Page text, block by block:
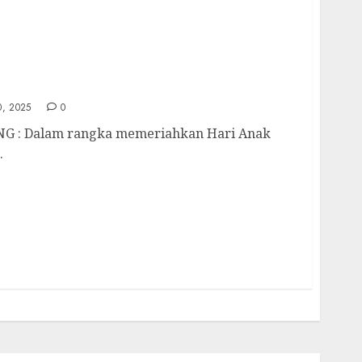
2025 0
: Dalam rangka memeriahkan Hari Anak